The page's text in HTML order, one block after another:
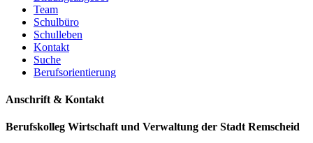
Team
Schulbüro
Schulleben
Kontakt
Suche
Berufsorientierung
Anschrift & Kontakt
Berufskolleg Wirtschaft und Verwaltung der Stadt Remscheid